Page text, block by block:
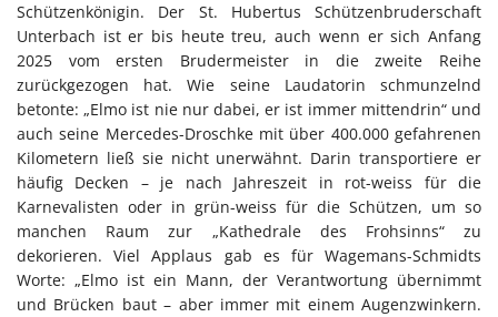
Schützenkönigin. Der St. Hubertus Schützenbruderschaft
Unterbach ist er bis heute treu, auch wenn er sich Anfang
2025 vom ersten Brudermeister in die zweite Reihe
zurückgezogen hat. Wie seine Laudatorin schmunzelnd
betonte: „Elmo ist nie nur dabei, er ist immer mittendrin“ und
auch seine Mercedes-Droschke mit über 400.000 gefahrenen
Kilometern ließ sie nicht unerwähnt. Darin transportiere er
häufig Decken – je nach Jahreszeit in rot-weiss für die
Karnevalisten oder in grün-weiss für die Schützen, um so
manchen Raum zur „Kathedrale des Frohsinns“ zu
dekorieren. Viel Applaus gab es für Wagemans-Schmidts
Worte: „Elmo ist ein Mann, der Verantwortung übernimmt
und Brücken baut – aber immer mit einem Augenzwinkern.